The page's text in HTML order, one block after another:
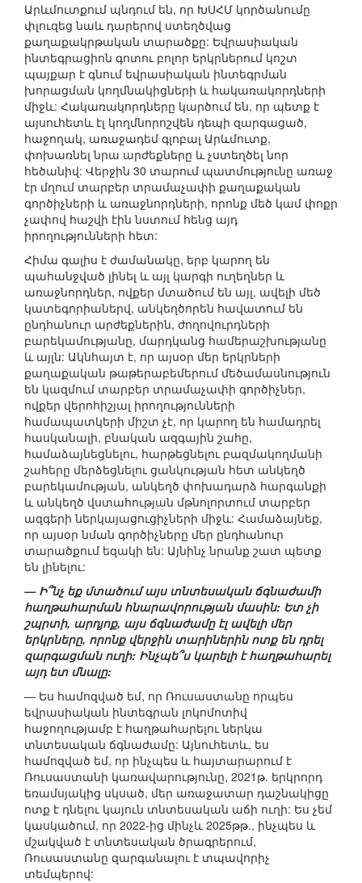
Արևմուտքում պնդում են, որ ԽՍՀՄ կործանումը
փլուզեց նաև դարերով ստեղծվաց
քաղաքակրթական տարածքը: Եվրասիական
ինտեգրացիոն գոտու բոլոր երկրներում կոշտ
պայքար է գնում եվրասիական ինտեգրման
խորացման կողմնակիցների և հակառակորդների
միջև: Հակառակորդները կարծում են, որ պետք է
այսուհետև էլ կողմնորոշվեն դեպի զարգացած,
հաջողակ, առաջադեմ գլոբալ Արևմուտք,
փոխառնել նրա արժեքները և չստեղծել նոր
հեծանիվ: Վերջին 30 տարում պատմությունը առաջ
էր մղում տարբեր տրամաչափի քաղաքական
գործիչների և առաջնորդների, որոնք մեծ կամ փոքր
չափով հաշվի էին նստում հենց այդ
իրողությունների հետ:
Հիմա գալիս է ժամանակը, երբ կարող են
պահանջված լինել և այլ կարգի ուղեղներ և
առաջնորդներ, ովքեր մտածում են այլ, ավելի մեծ
կատեգորիաներվ, անկեղծորեն հավատում են
ընդհանուր արժեքներին, ժողովուրդների
բարեկամությանը, մարդկանց համերաշխությանը
և այլն: Ակնհայտ է, որ այսօր մեր երկրների
քաղաքական թաթերաբեմերում մեծամասնություն
են կազմում տարբեր տրամաչափի գործիչներ,
ովքեր վերոհիշյալ իրողությունների
համապատկերի միշտ չէ, որ կարող են համադրել
հասկանալի, բնական ազգային շահը,
համաձայնեցնելու, հարթեցնելու բազմակողմանի
շահերը մերձեցնելու ցանկության հետ անկեղծ
բարեկամության, անկեղծ փոխադարձ հարգանքի
և անկեղծ վստահության մթնոլորտում տարբեր
ազգերի ներկայացուցիչների միջև: Համաձայնեք,
որ այսօր նման գործիչները մեր ընդհանուր
տարածքում եզակի են: Այնինչ նրանք շատ պետք
են լինելու:
— Ի՞նչ եք մտածում այս տնտեսական ճգնաժամի
հաղթահարման հնարավորության մասին: Ետ չի
շպրտի, արդյոք, այս ճգնաժամը էլ ավելի մեր
երկրները, որոնք վերջին տարիներին ոտք են դրել
զարգացման ուղի: Ինչպե՞ս կարելի է հաղթահարել
այդ ետ մնալը:
— Ես համոզված եմ, որ Ռուսաստանը որպես
եվրասիական ինտեգրան լոկոմոտիվ
հաջողությամբ է հաղթահարելու ներկա
տնտեսական ճգնաժամը: Այնուհետև, ես
համոզված եմ, որ ինչպես և հայտարարում է
Ռուսաստանի կառավարությունը, 2021թ. երկրորդ
եռամսյակից սկսած, մեր առաջատար դաշնակիցը
ոտք է դնելու կայուն տնտեսական աճի ուղի: Ես չեմ
կասկածում, որ 2022-ից մինչև 2025թթ., ինչպես և
մշակված է տնտեսական ծրագրերում,
Ռուսաստանը զարգանալու է տպավորիչ
տեմպերով: